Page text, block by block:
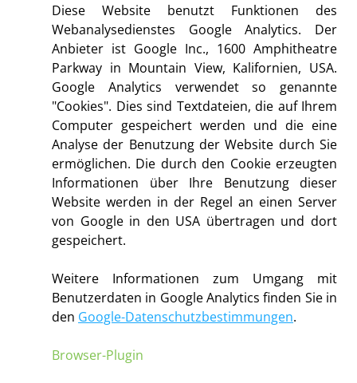
Diese Website benutzt Funktionen des
Webanalysedienstes Google Analytics. Der
Anbieter ist Google Inc., 1600 Amphitheatre
Parkway in Mountain View, Kalifornien, USA.
Google Analytics verwendet so genannte
"Cookies". Dies sind Textdateien, die auf Ihrem
Computer gespeichert werden und die eine
Analyse der Benutzung der Website durch Sie
ermöglichen. Die durch den Cookie erzeugten
Informationen über Ihre Benutzung dieser
Website werden in der Regel an einen Server
von Google in den USA übertragen und dort
gespeichert.
Weitere Informationen zum Umgang mit
Benutzerdaten in Google Analytics finden Sie in
den Google-Datenschutzbestimmungen.
Browser-Plugin